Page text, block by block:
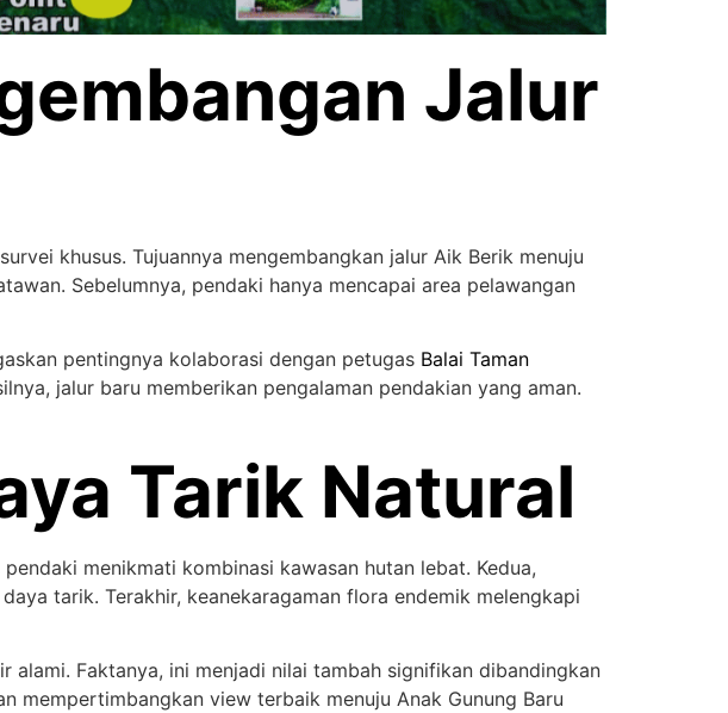
Jalur
khusus. Tujuannya mengembangkan jalur Aik Berik menuju
Sebelumnya, pendaki hanya mencapai area pelawangan
pentingnya kolaborasi dengan petugas Balai Taman
jalur baru memberikan pengalaman pendakian yang aman.
Tarik Natural
menikmati kombinasi kawasan hutan lebat. Kedua,
tarik. Terakhir, keanekaragaman flora endemik melengkapi
alami. Faktanya, ini menjadi nilai tambah signifikan dibandingkan
mempertimbangkan view terbaik menuju Anak Gunung Baru